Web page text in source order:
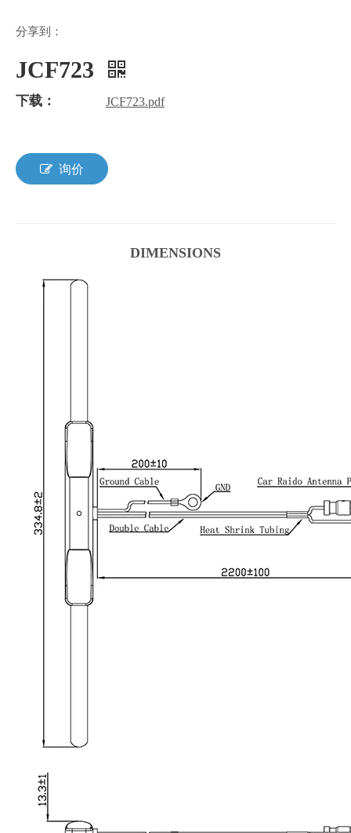
分享到：
JCF723
下载： JCF723.pdf
询价
DIMENSIONS